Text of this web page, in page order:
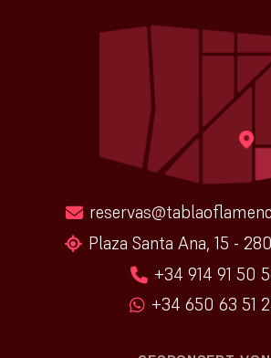
Plaza Santa Ana, 15 -
+34 914 91 50
+34 650 63 51